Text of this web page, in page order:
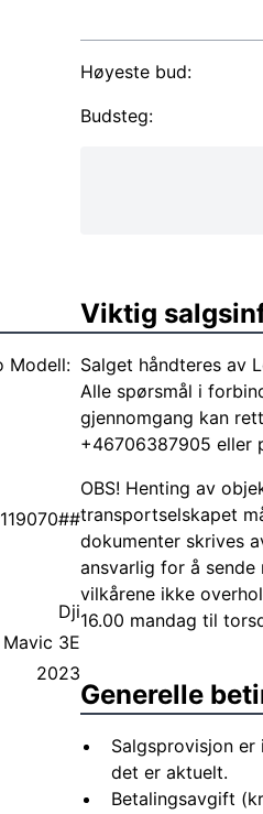
Høyeste bud:
Budsteg:
Modell:
Dji
Mavic 3E
2023
Viktig
Salget håndteres av
Alle spørsmål i
gjennomgang kan
+46706387905 eller
OBS! Henting av
transportselskapet
dokumenter skrives
ansvarlig for å
vilkårene ikke
16.00 mandag til
Generelle
Salgsprovisjon
det er aktuelt.
Betalingsavgift